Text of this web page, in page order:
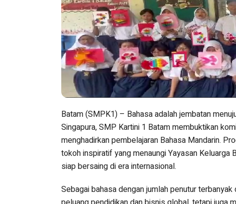
Batam (SMPK1) – Bahasa adalah jembatan
Singapura, SMP Kartini 1 Batam membuktikan
menghadirkan pembelajaran Bahasa Mandarin.
tokoh inspiratif yang menaungi Yayasan Keluarga
siap bersaing di era internasional.
Sebagai bahasa dengan jumlah penutur